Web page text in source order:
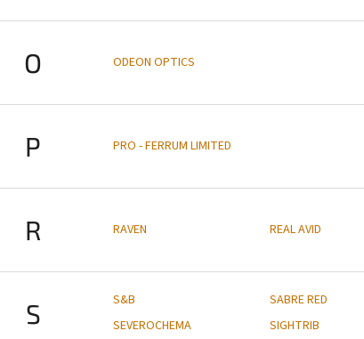
O ODEON OPTICS
P PRO - FERRUM LIMITED
R RAVEN REAL AVID
S S&B SABRE RED
SEVEROCHEMA
SIGHTRIB